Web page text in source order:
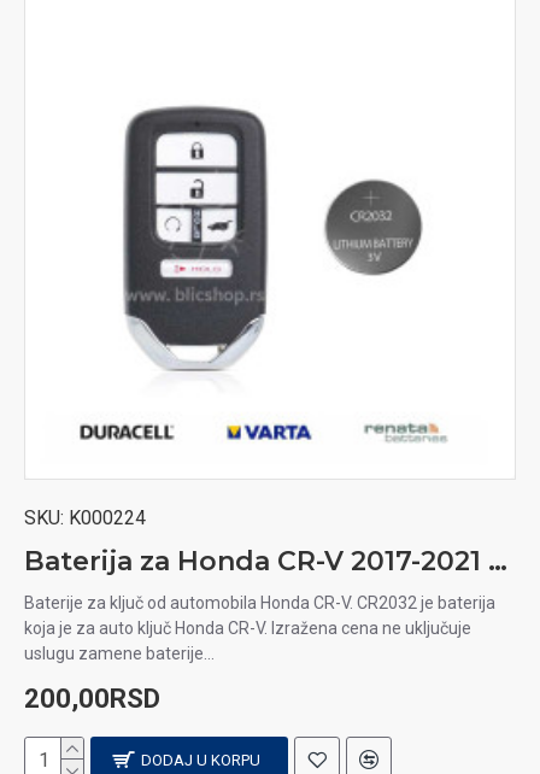
SKU: K000224
Baterija za Honda CR-V 2017-2021 auto ključ
Baterije za ključ od automobila Honda CR-V. CR2032 je baterija
koja je za auto ključ Honda CR-V. Izražena cena ne uključuje
uslugu zamene baterije...
200,00RSD
DODAJ U KORPU